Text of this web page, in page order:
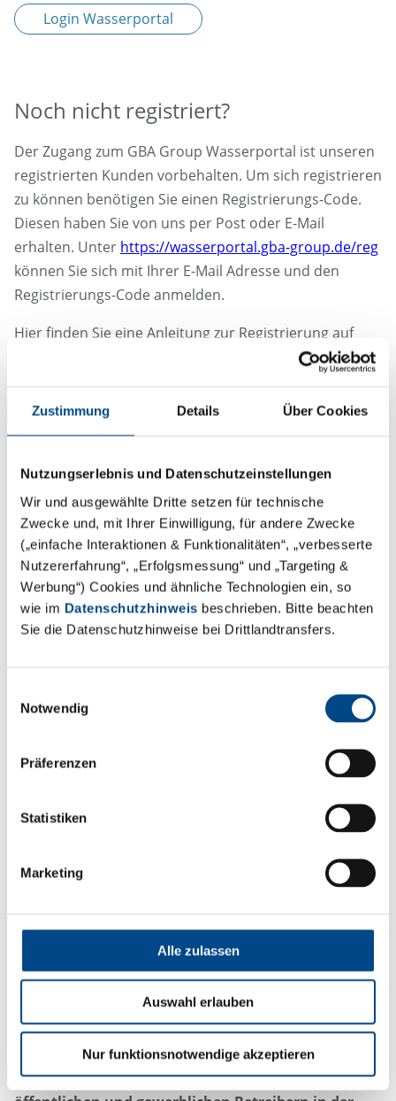
Zustimmung Details Über Cookies
Nutzungserlebnis und Datenschutzeinstellungen
Wir und ausgewählte Dritte setzen für technische
Zwecke und, mit Ihrer Einwilligung, für andere Zwecke
(„einfache Interaktionen & Funktionalitäten“, „verbesserte
Nutzererfahrung“, „Erfolgsmessung“ und „Targeting &
Werbung“) Cookies und ähnliche Technologien ein, so
wie im Datenschutzhinweis beschrieben. Bitte beachten
Sie die Datenschutzhinweise bei Drittlandtransfers.
Notwendig
Präferenzen
Statistiken
Marketing
Alle zulassen
Auswahl erlauben
Nur funktionsnotwendige akzeptieren
Login Wasserportal
Noch nicht registriert?
Der Zugang zum GBA Group Wasserportal ist unseren
registrierten Kunden vorbehalten. Um sich registrieren
zu können benötigen Sie einen Registrierungs-Code.
Diesen haben Sie von uns per Post oder E-Mail
erhalten. Unter https://wasserportal.gba-group.de/reg
können Sie sich mit Ihrer E-Mail Adresse und den
Registrierungs-Code anmelden.
Hier finden Sie eine Anleitung zur Registrierung auf
Anleitung zur Registrierung
Bei Fragen wenden Sie sich an: fragen-wasser@gba-
group.de
Untersuchungspflicht nach
Trinkwasserverordnung
Seit 2011 sind u.a. die Untersuchungen von
Großanlagen zur Trinkwassererwärmung von